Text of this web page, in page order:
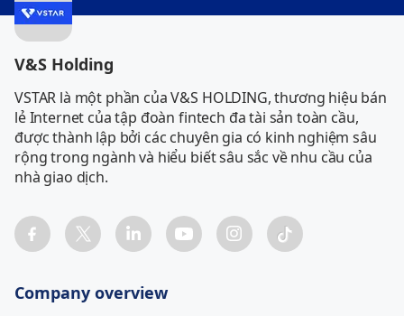
V&S Holding
VSTAR là một phần của V&S HOLDING, thương hiệu bán
lẻ Internet của tập đoàn fintech đa tài sản toàn cầu,
được thành lập bởi các chuyên gia có kinh nghiệm sâu
rộng trong ngành và hiểu biết sâu sắc về nhu cầu của
Company overview